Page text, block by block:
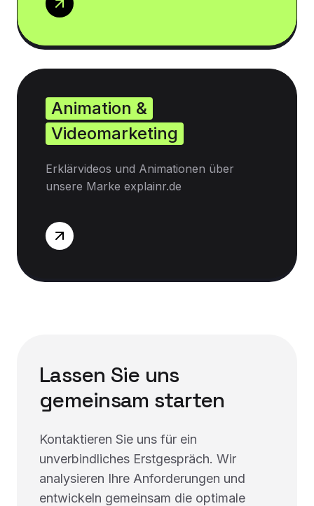
Animation &
Videomarketing
Erklärvideos und Animationen über
unsere Marke explainr.de
Lassen Sie uns
gemeinsam starten
Kontaktieren Sie uns für ein
unverbindliches Erstgespräch. Wir
analysieren Ihre Anforderungen und
entwickeln gemeinsam die optimale